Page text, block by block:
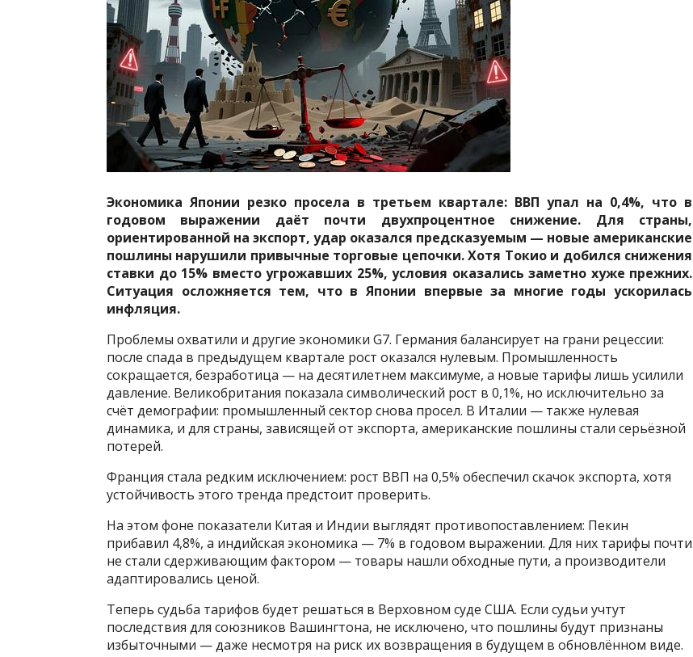
Экономика Японии резко просела в третьем квартале: ВВП упал на 0,4%, что в
годовом выражении даёт почти двухпроцентное снижение. Для страны,
ориентированной на экспорт, удар оказался предсказуемым — новые американские
пошлины нарушили привычные торговые цепочки. Хотя Токио и добился снижения
ставки до 15% вместо угрожавших 25%, условия оказались заметно хуже прежних.
Ситуация осложняется тем, что в Японии впервые за многие годы ускорилась
инфляция.
Проблемы охватили и другие экономики G7. Германия балансирует на грани рецессии:
после спада в предыдущем квартале рост оказался нулевым. Промышленность
сокращается, безработица — на десятилетнем максимуме, а новые тарифы лишь усилили
давление. Великобритания показала символический рост в 0,1%, но исключительно за
счёт демографии: промышленный сектор снова просел. В Италии — также нулевая
динамика, и для страны, зависящей от экспорта, американские пошлины стали серьёзной
потерей.
Франция стала редким исключением: рост ВВП на 0,5% обеспечил скачок экспорта, хотя
устойчивость этого тренда предстоит проверить.
На этом фоне показатели Китая и Индии выглядят противопоставлением: Пекин
прибавил 4,8%, а индийская экономика — 7% в годовом выражении. Для них тарифы почти
не стали сдерживающим фактором — товары нашли обходные пути, а производители
адаптировались ценой.
Теперь судьба тарифов будет решаться в Верховном суде США. Если судьи учтут
последствия для союзников Вашингтона, не исключено, что пошлины будут признаны
избыточными — даже несмотря на риск их возвращения в будущем в обновлённом виде.